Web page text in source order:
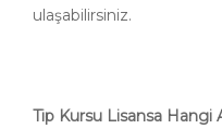
ulaşabilirsiniz.
Tip Kursu Lisansa Hangi